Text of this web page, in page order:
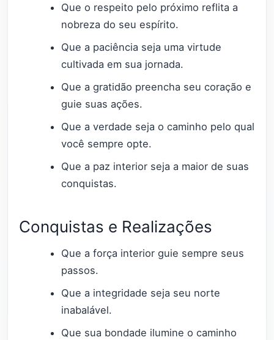
Que o respeito pelo próximo reflita a
nobreza do seu espírito.
Que a paciência seja uma virtude
cultivada em sua jornada.
Que a gratidão preencha seu coração e
guie suas ações.
Que a verdade seja o caminho pelo qual
você sempre opte.
Que a paz interior seja a maior de suas
conquistas.
Conquistas e Realizações
Que a força interior guie sempre seus
passos.
Que a integridade seja seu norte
inabalável.
Que sua bondade ilumine o caminho